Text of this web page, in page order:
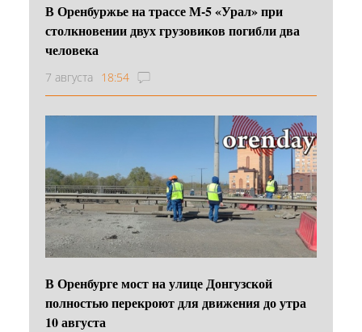
В Оренбуржье на трассе М-5 «Урал» при
столкновении двух грузовиков погибли два
человека
7 августа 18:54
В Оренбурге мост на улице Донгузской
полностью перекроют для движения до утра
10 августа